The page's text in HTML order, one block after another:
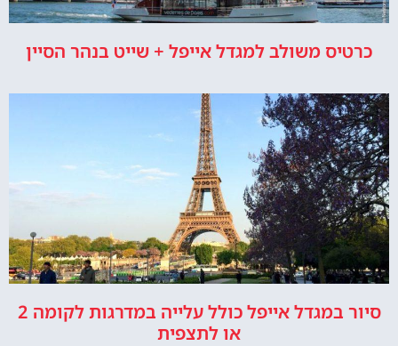
כרטיס משולב למגדל אייפל + שייט בנהר הסיין
סיור במגדל אייפל כולל עלייה במדרגות לקומה 2
או לתצפית